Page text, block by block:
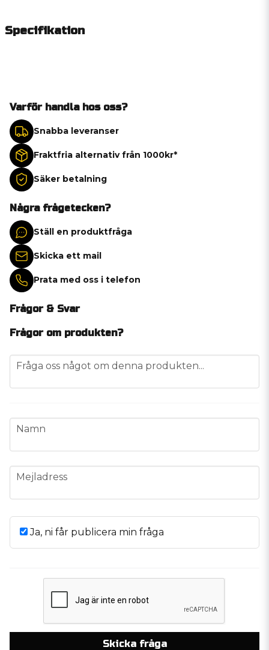
Specifikation
Varför handla hos oss?
Snabba leveranser
Fraktfria alternativ från 1000kr*
Säker betalning
Några frågetecken?
Ställ en produktfråga
Skicka ett mail
Prata med oss i telefon
Frågor & Svar
Frågor om produkten?
question
Fråga oss något om denna produkten...
name
Namn
email
Mejladress
Ja, ni får publicera min fråga
Skicka fråga